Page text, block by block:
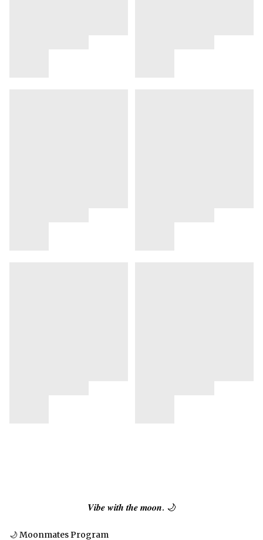
𝑽𝒊𝒃𝒆 𝒘𝒊𝒕𝒉 𝒕𝒉𝒆 𝒎𝒐𝒐𝒏. 🌙
🌙 Moonmates Program